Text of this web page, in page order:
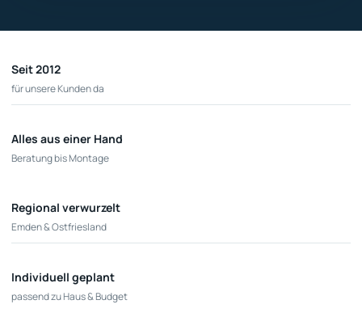
Seit 2012
für unsere Kunden da
Alles aus einer Hand
Beratung bis Montage
Regional verwurzelt
Emden & Ostfriesland
Individuell geplant
passend zu Haus & Budget